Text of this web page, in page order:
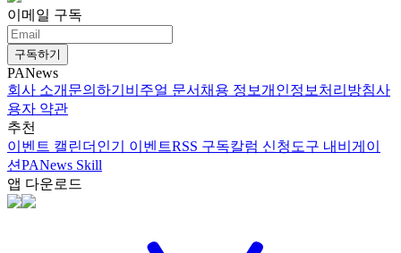
이메일 구독
구독하기
PANews
회사 소개 문의하기 비주얼 문서 채용 정보개인정보처리방침사
용자 약관
추천
이벤트 캘린더 인기 이벤트RSS 구독칼럼 신청 도구 내비게이
션PANews Skill
앱 다운로드